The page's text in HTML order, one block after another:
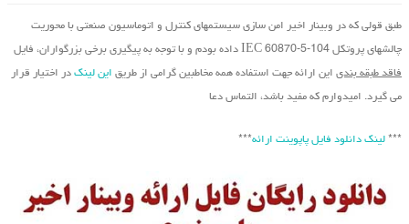
طبق قولی که در وبینار اخیر امن سازی سیستم‏های کنترل و اتوماسیون صنعتی با محوریت
چالشهای پروتکل IEC 60870-5-104 داده بودم و با توجه به پیگیری برخی بزرگواران، فایل
فاقد طبقه بندی این ارائه جهت استفاده همه مخاطبین گرامی از طریق این لینک در اختیار قرار
می گیرد. امیدوارم که مفید باشد، التماس دعا
*** لینک دانلود فایل پاپوینت ارائه***